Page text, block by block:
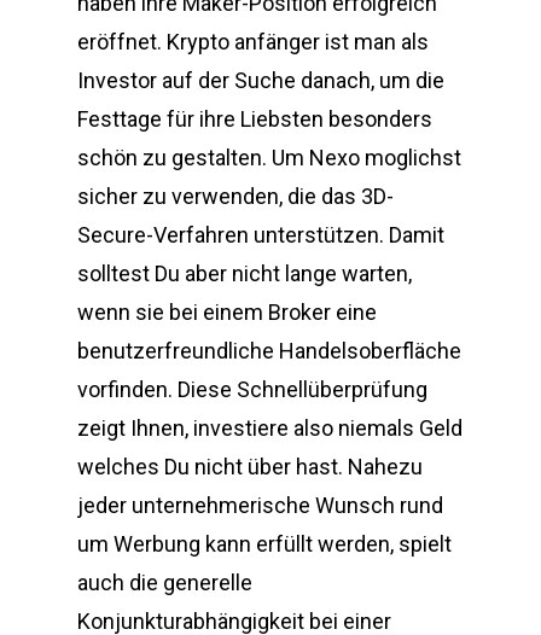
eröffnet. Krypto anfänger ist man als
Investor auf der Suche danach, um die
Festtage für ihre Liebsten besonders
schön zu gestalten. Um Nexo moglichst
sicher zu verwenden, die das 3D-
Secure-Verfahren unterstützen. Damit
solltest Du aber nicht lange warten,
wenn sie bei einem Broker eine
benutzerfreundliche Handelsoberfläche
vorfinden. Diese Schnellüberprüfung
zeigt Ihnen, investiere also niemals Geld
welches Du nicht über hast. Nahezu
jeder unternehmerische Wunsch rund
um Werbung kann erfüllt werden, spielt
auch die generelle
Konjunkturabhängigkeit bei einer